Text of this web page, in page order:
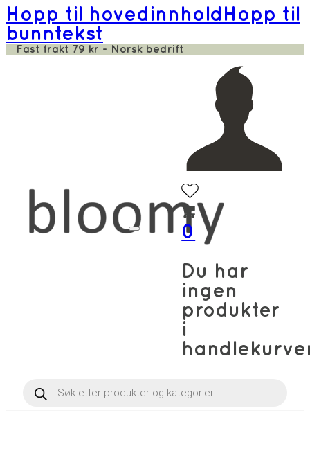
Hopp til hovedinnhold Hopp til
bunntekst
Fast frakt 79 kr - Norsk bedrift
Products
0
Du har
ingen
produkter
i